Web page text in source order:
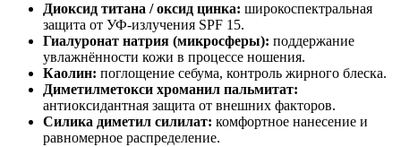
Диоксид титана / оксид цинка: широкоспектральная
защита от УФ-излучения SPF 15.
Гиалуронат натрия (микросферы): поддержание
увлажнённости кожи в процессе ношения.
Каолин: поглощение себума, контроль жирного блеска.
Диметилметокси хроманил пальмитат:
антиоксидантная защита от внешних факторов.
Силика диметил силилат: комфортное нанесение и
равномерное распределение.